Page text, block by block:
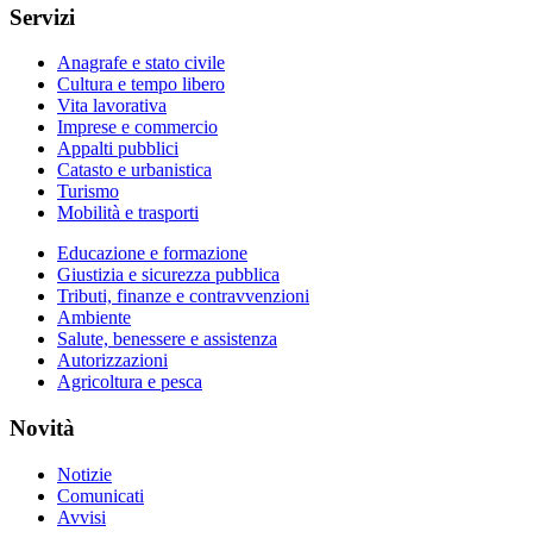
Servizi
Anagrafe e stato civile
Cultura e tempo libero
Vita lavorativa
Imprese e commercio
Appalti pubblici
Catasto e urbanistica
Turismo
Mobilità e trasporti
Educazione e formazione
Giustizia e sicurezza pubblica
Tributi, finanze e contravvenzioni
Ambiente
Salute, benessere e assistenza
Autorizzazioni
Agricoltura e pesca
Novità
Notizie
Comunicati
Avvisi